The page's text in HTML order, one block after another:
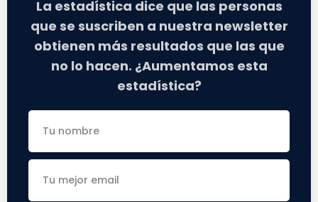
La estadística dice que las personas
que se suscriben a nuestra newsletter
obtienen más resultados que las que
no lo hacen. ¿Aumentamos esta
estadística?